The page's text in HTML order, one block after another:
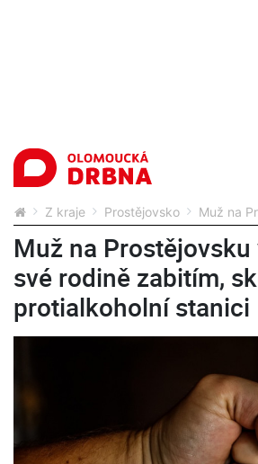
Z kraje Prostějovsko Muž na
Muž na
své rodině zabitím,
protialkoholní stanici